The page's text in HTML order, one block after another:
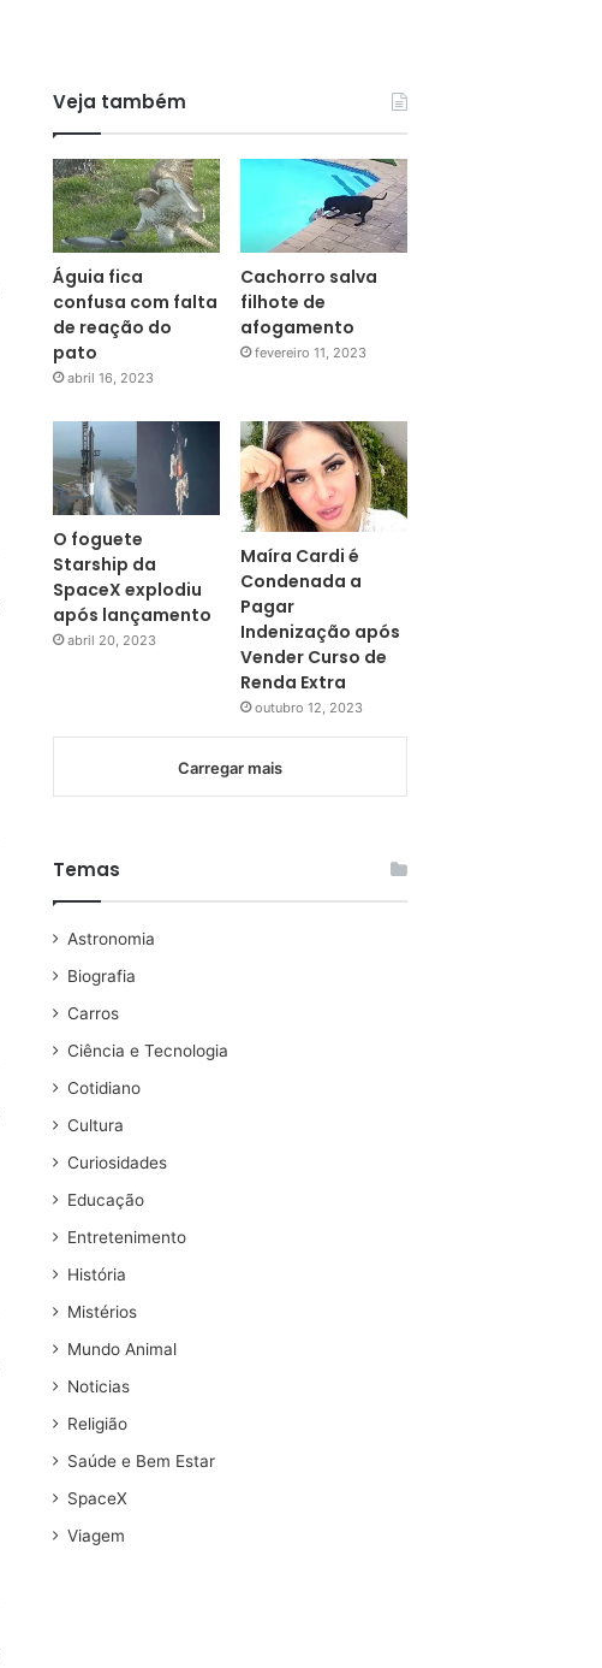
Veja também
Águia fica
confusa com falta
de reação do
pato
abril 16, 2023
Cachorro salva
filhote de
afogamento
fevereiro 11, 2023
O foguete
Starship da
SpaceX explodiu
após lançamento
abril 20, 2023
Maíra Cardi é
Condenada a
Pagar
Indenização após
Vender Curso de
Renda Extra
outubro 12, 2023
Carregar mais
Temas
Astronomia
Biografia
Carros
Ciência e Tecnologia
Cotidiano
Cultura
Curiosidades
Educação
Entretenimento
História
Mistérios
Mundo Animal
Noticias
Religião
Saúde e Bem Estar
SpaceX
Viagem